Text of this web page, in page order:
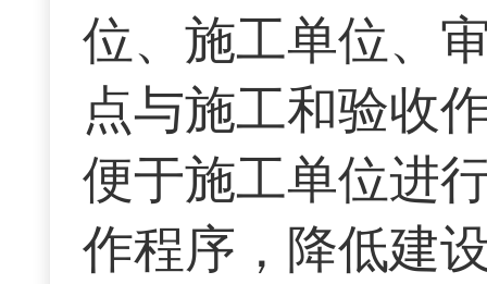
位、施工单位、
点与施工和验收
便于施工单位进
作程序，降低建